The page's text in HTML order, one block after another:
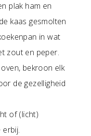
plak ham en
kaas gesmolten
in wat
zout en peper.
bekroon elk
de gezelligheid
of (licht)